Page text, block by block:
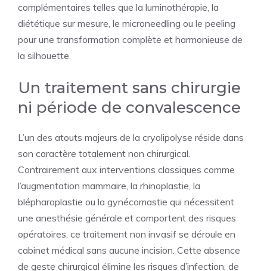
complémentaires telles que la luminothérapie, la
diététique sur mesure, le microneedling ou le peeling
pour une transformation complète et harmonieuse de
la silhouette.
Un traitement sans chirurgie
ni période de convalescence
L’un des atouts majeurs de la cryolipolyse réside dans
son caractère totalement non chirurgical.
Contrairement aux interventions classiques comme
l’augmentation mammaire, la rhinoplastie, la
blépharoplastie ou la gynécomastie qui nécessitent
une anesthésie générale et comportent des risques
opératoires, ce traitement non invasif se déroule en
cabinet médical sans aucune incision. Cette absence
de geste chirurgical élimine les risques d’infection, de